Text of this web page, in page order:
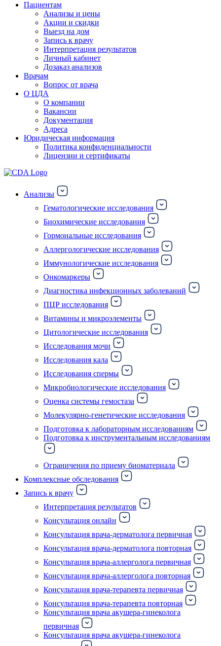
Пациентам
Анализы и цены
Акции и скидки
Выезд на дом
Запись к врачу
Интерпретация результатов
Личный кабинет
Дозаказ анализов
Врачам
Вопрос от врача
О ЦДА
О компании
Вакансии
Документация
Адреса
Юридическая информация
Политика конфиденциальности
Лицензии и сертификаты
Анализы
Гематологические исследования
Биохимические исследования
Гормональные исследования
Аллергологические исследования
Иммунологические исследования
Онкомаркеры
Диагностика инфекционных заболеваний
ПЦР исследования
Витамины и микроэлементы
Цитологические исследования
Исследования мочи
Исследования кала
Исследования спермы
Микробиологические исследования
Оценка системы гемостаза
Молекулярно-генетические исследования
Подготовка к лабораторным исследованиям
Подготовка к инструментальным исследованиям
Ограничения по приему биоматериала
Комплексные обследования
Запись к врачу
Интерпретация результатов
Консультация онлайн
Консультация врача-дерматолога первичная
Консультация врача-дерматолога повторная
Консультация врача-аллерголога первичная
Консультация врача-аллерголога повторная
Консультация врача-терапевта первичная
Консультация врача-терапевта повторная
Консультация врача акушера-гинеколога
первичная
Консультация врача акушера-гинеколога